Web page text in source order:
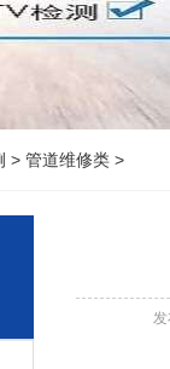
> 管道维修类 >